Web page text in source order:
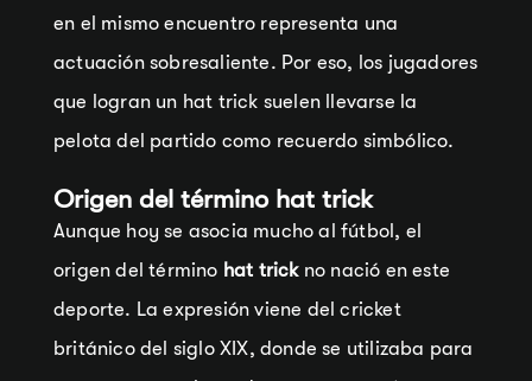
en el mismo encuentro representa una
actuación sobresaliente. Por eso, los jugadores
que logran un hat trick suelen llevarse la
pelota del partido como recuerdo simbólico.
Origen del término hat trick
Aunque hoy se asocia mucho al fútbol, el
origen del término hat trickno nació en este
deporte. La expresión viene del cricket
británico del siglo XIX, donde se utilizaba para